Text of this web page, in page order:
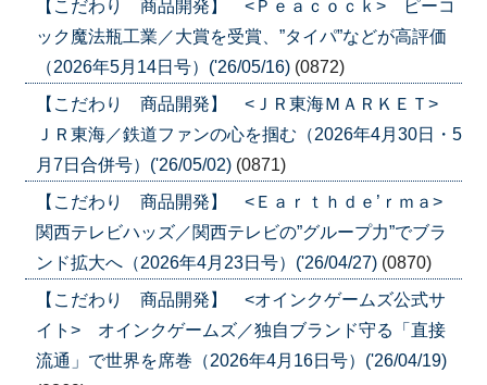
【こだわり 商品開発】 <Ｐｅａｃｏｃｋ> ピーコ
ック魔法瓶工業／大賞を受賞、”タイパ”などが高評価
（2026年5月14日号）('26/05/16) (0872)
【こだわり 商品開発】 <ＪＲ東海ＭＡＲＫＥＴ>
ＪＲ東海／鉄道ファンの心を掴む（2026年4月30日・5
月7日合併号）('26/05/02) (0871)
【こだわり 商品開発】 <Ｅａｒｔｈｄｅ’ｒｍａ>
関西テレビハッズ／関西テレビの”グループ力”でブラ
ンド拡大へ（2026年4月23日号）('26/04/27) (0870)
【こだわり 商品開発】 <オインクゲームズ公式サ
イト> オインクゲームズ／独自ブランド守る「直接
流通」で世界を席巻（2026年4月16日号）('26/04/19)